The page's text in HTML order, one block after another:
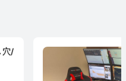
穴/